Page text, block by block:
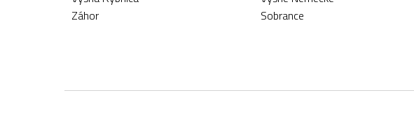
Záhor
Sobrance